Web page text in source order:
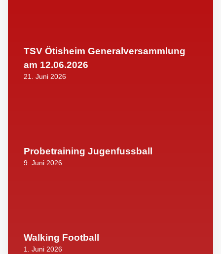
TSV Ötisheim Generalversammlung
am 12.06.2026
21. Juni 2026
Probetraining Jugenfussball
9. Juni 2026
Walking Football
1. Juni 2026